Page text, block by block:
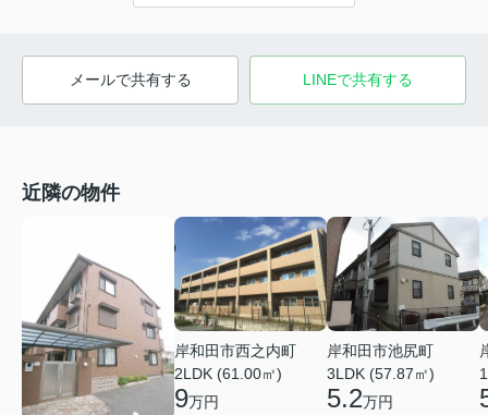
メールで共有する LINEで共有する
近隣の物件
岸和田市西之内町
2LDK (61.00㎡)
9万円
岸和田市池尻町
3LDK (57.87㎡)
5.2万円